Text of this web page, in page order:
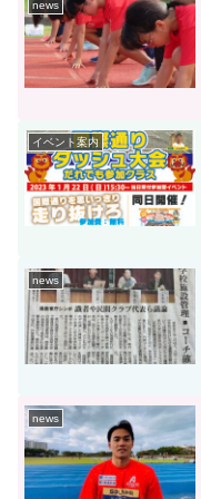
news
イベント案内
news
news